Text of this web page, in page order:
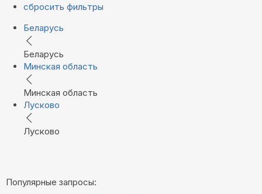
сбросить фильтры
Беларусь
Беларусь
Минская область
Минская область
Лусково
Лусково
Популярные запросы: